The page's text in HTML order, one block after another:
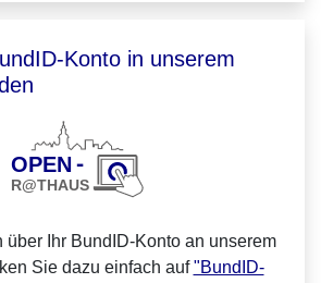
Konto in unserem
über Ihr BundID-Konto an unserem
Sie dazu einfach auf"BundID-